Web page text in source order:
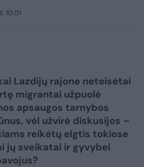
10:01
Lazdijų rajone neteisėtai
migrantai užpuolė
apsaugos tarnybos
vėl užvirė diskusijos –
reikėtų elgtis tokiose
jų sveikatai ir gyvybei